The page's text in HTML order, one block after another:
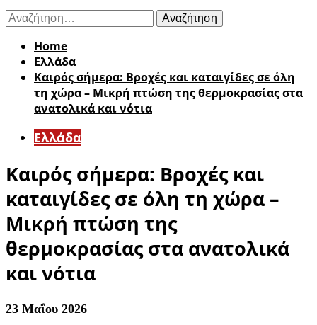
Αναζήτηση
για:
Home
Ελλάδα
Καιρός σήμερα: Βροχές και καταιγίδες σε όλη
τη χώρα – Μικρή πτώση της θερμοκρασίας στα
ανατολικά και νότια
Ελλάδα
Καιρός σήμερα: Βροχές και
καταιγίδες σε όλη τη χώρα –
Μικρή πτώση της
θερμοκρασίας στα ανατολικά
και νότια
23 Μαΐου 2026